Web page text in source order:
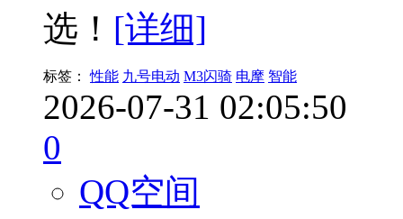
选！ [详细]
标签： 性能 九号电动 M3闪骑 电摩 智能
2026-07-31 02:05:50
0
QQ空间